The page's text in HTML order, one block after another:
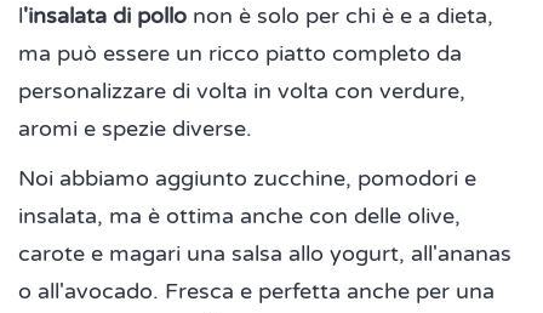
l'insalata di pollo non è solo per chi è e a dieta,
ma può essere un ricco piatto completo da
personalizzare di volta in volta con verdure,
aromi e spezie diverse.
Noi abbiamo aggiunto zucchine, pomodori e
insalata, ma è ottima anche con delle olive,
carote e magari una salsa allo yogurt, all'ananas
o all'avocado. Fresca e perfetta anche per una